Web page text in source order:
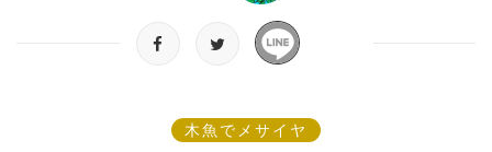
木魚でメサイヤ